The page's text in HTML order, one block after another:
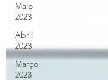
Maio
2023
Abril
2023
Março
2023